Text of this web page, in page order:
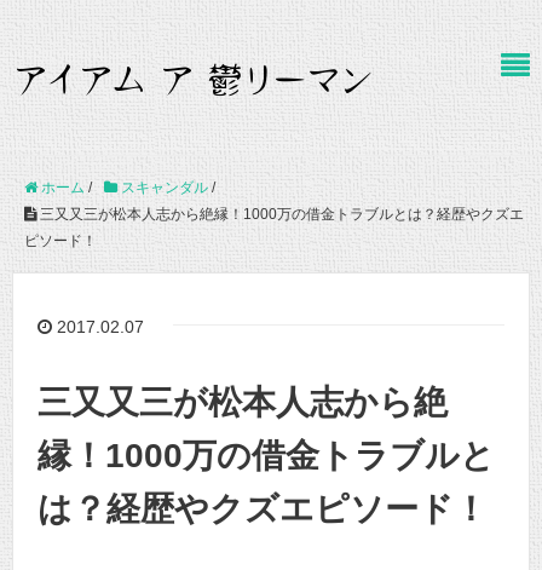
ホーム / スキャンダル /
三又又三が松本人志から絶縁！1000万の借金トラブルとは？経歴やクズエ
ピソード！
2017.02.07
三又又三が松本人志から絶
縁！1000万の借金トラブルと
は？経歴やクズエピソード！